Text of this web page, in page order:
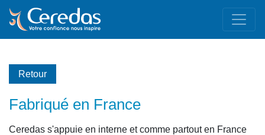
Retour
Fabriqué en France
Ceredas s'appuie en interne et comme partout en France